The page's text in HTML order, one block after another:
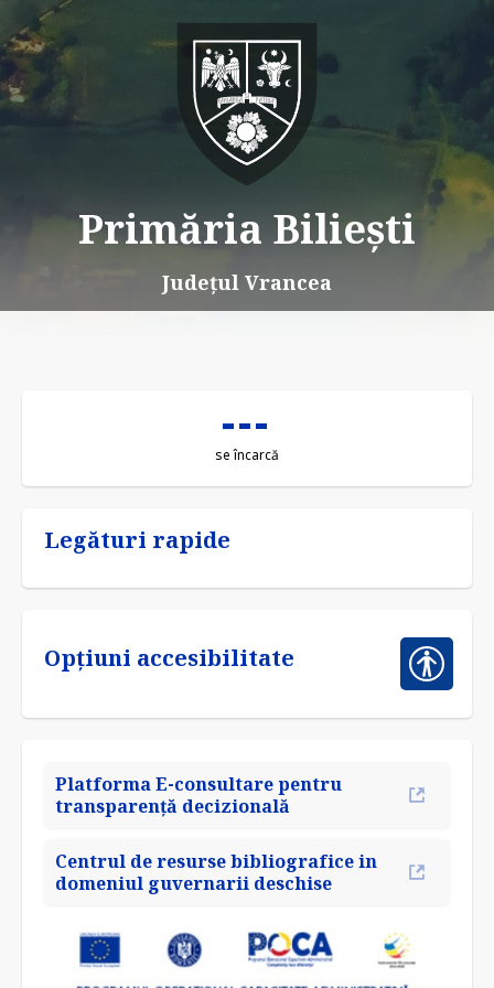
Primăria Biliești
Județul Vrancea
se încarcă
Legături rapide
Opțiuni accesibilitate
Platforma E-consultare pentru
transparență decizională
Centrul de resurse bibliografice in
domeniul guvernarii deschise